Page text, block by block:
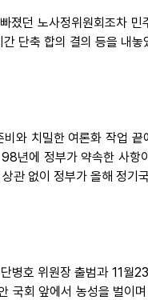
졌던 노사정위원회조차
단축 합의 결의 등을 내놓
와 치밀한 여론화 작업
년에 정부가 약속한 사항
관 없이 정부가 올해 정기
호 위원장 출범과 11월
국회 앞에서 농성을 벌이